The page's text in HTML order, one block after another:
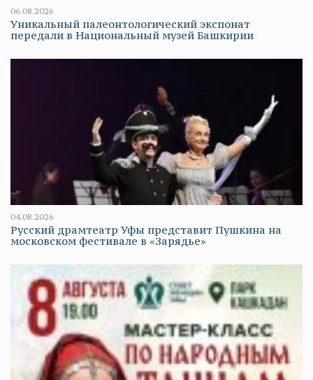
06.08.2026
Уникальный палеонтологический экспонат
передали в Национальный музей Башкирии
04.08.2026
Русский драмтеатр Уфы представит Пушкина на
московском фестивале в «Зарядье»